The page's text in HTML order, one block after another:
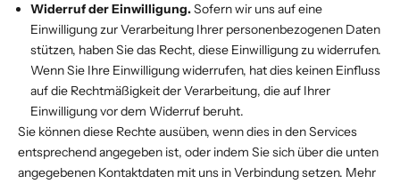
Widerruf der Einwilligung.Sofern wir uns auf eine
Einwilligung zur Verarbeitung Ihrer personenbezogenen Daten
stützen, haben Sie das Recht, diese Einwilligung zu widerrufen.
Wenn Sie Ihre Einwilligung widerrufen, hat dies keinen Einfluss
auf die Rechtmäßigkeit der Verarbeitung, die auf Ihrer
Einwilligung vor dem Widerruf beruht.
Sie können diese Rechte ausüben, wenn dies in den Services
entsprechend angegeben ist, oder indem Sie sich über die unten
angegebenen Kontaktdaten mit uns in Verbindung setzen. Mehr